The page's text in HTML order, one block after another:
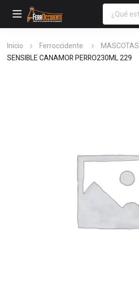
Inicio Ferroccidente MASCOTAS
SENSIBLE CANAMOR PERRO230ML 229